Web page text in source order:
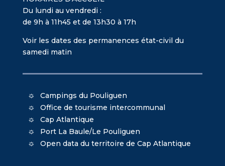
Du lundi au vendredi :
de 9h à 11h45 et de 13h30 à 17h
Voir les dates des permanences état-civil du
samedi matin
Campings du Pouliguen
Office de tourisme intercommunal
Cap Atlantique
Port La Baule/Le Pouliguen
Open data du territoire de Cap Atlantique